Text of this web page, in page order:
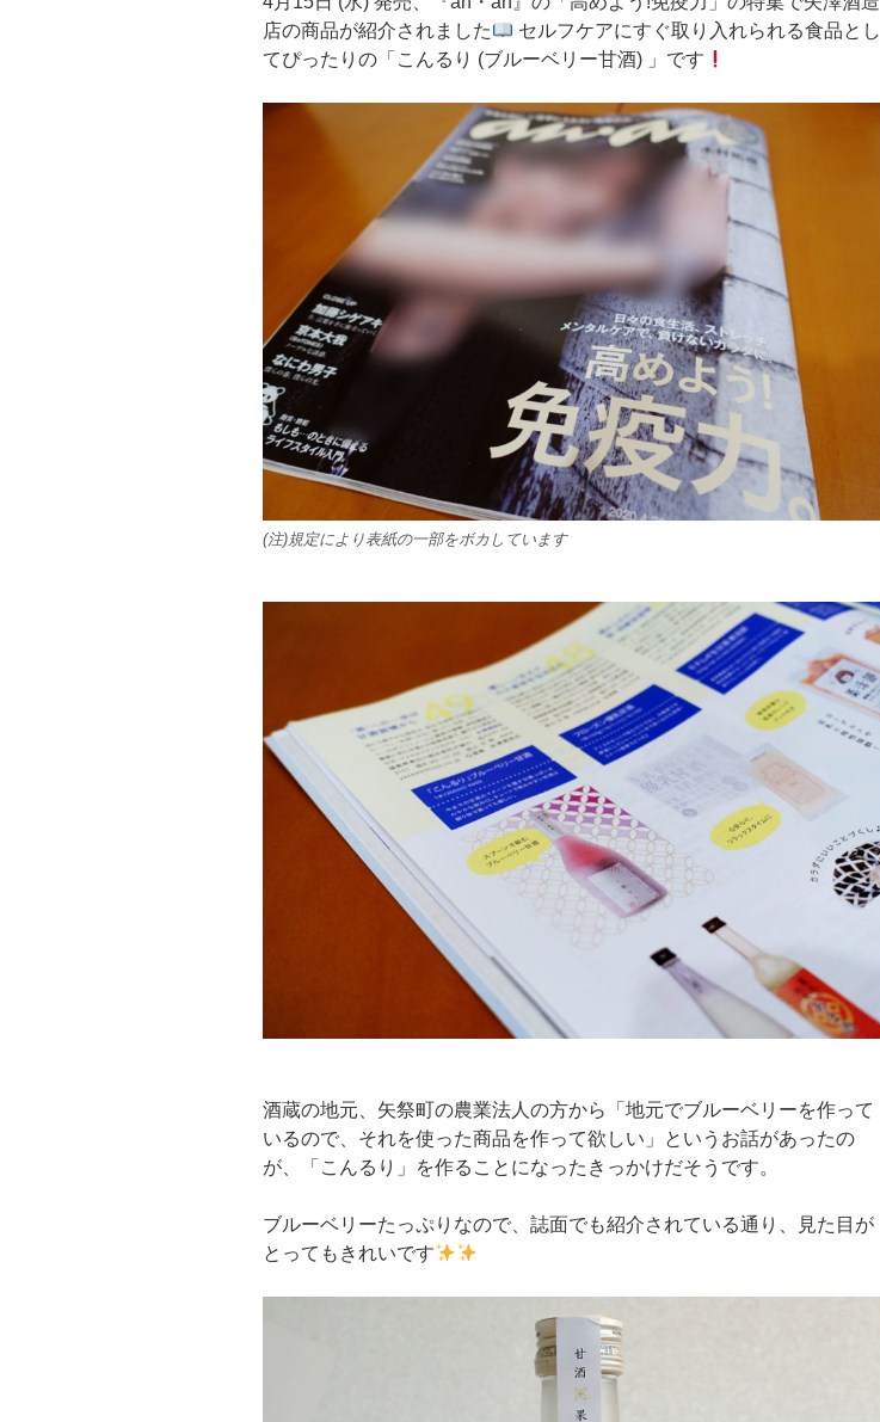
店の商品が紹介されました
セルフケアにすぐ取り入れられる食品とし
てぴったりの「こんるり (ブルーベリー甘酒) 」です
(注)規定により表紙の一部をボカしています
酒蔵の地元、矢祭町の農業法人の方から「地元でブルーベリーを作って
いるので、それを使った商品を作って欲しい」というお話があったの
が、「こんるり」を作ることになったきっかけだそうです。
ブルーベリーたっぷりなので、誌面でも紹介されている通り、見た目が
とってもきれいです